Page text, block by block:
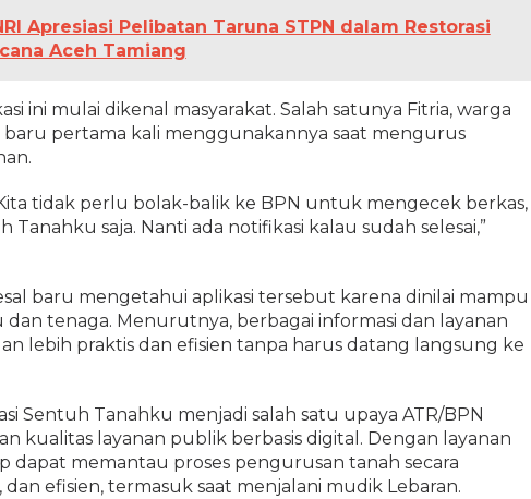
Apresiasi Pelibatan Taruna STPN dalam Restorasi
Aceh Tamiang
ini mulai dikenal masyarakat. Salah satunya Fitria, warga
baru pertama kali menggunakannya saat mengurus
tidak perlu bolak-balik ke BPN untuk mengecek berkas,
saja. Nanti ada notifikasi kalau sudah selesai,”
baru mengetahui aplikasi tersebut karena dinilai mampu
tenaga. Menurutnya, berbagai informasi dan layanan
lebih praktis dan efisien tanpa harus datang langsung ke
Sentuh Tanahku menjadi salah satu upaya ATR/BPN
kualitas layanan publik berbasis digital. Dengan layanan
dapat memantau proses pengurusan tanah secara
dan efisien, termasuk saat menjalani mudik Lebaran.